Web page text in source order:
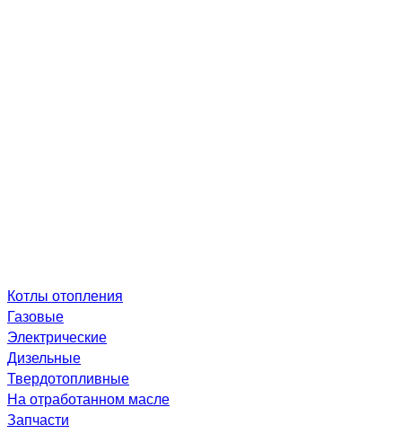
Котлы отопления
Газовые
Электрические
Дизельные
Твердотопливные
На отработанном масле
Запчасти